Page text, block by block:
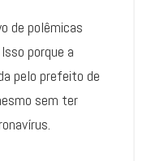
de polêmicas
porque a
pelo prefeito de
sem ter